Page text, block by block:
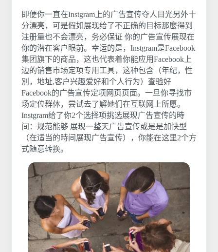
即便你一直在Instgram上的广告宣传夺人目光另外十
分漂亮，可是假如展现给了不正确的目标那麼得到
注册量也不会漂亮，务必保证 你的广告宣传展现在
你的潜在客户眼前。幸运的是，Instgram是Facebook
集团旗下的商品，这也代表着你能应用Facebook上
边的销售市场定项专用工具，这种包含（年纪，性
別，地址,客户兴趣爱好和个人行为）查验好
Facebook的广告宣传定项网页页面。一旦你寻找市
场定位群体，尝试去了解她们在互联网上所愿。
Instgram给了你2个选择项挑选展现广告宣传的時
间：规范能够 展现一整天广告宣传或是是加快型
（在适当的時间展现广告宣传），你能在这里2个方
式随意转换。